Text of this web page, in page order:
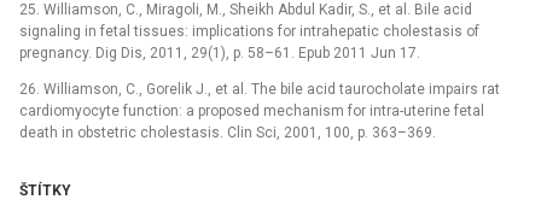
25. Williamson, C., Miragoli, M., Sheikh Abdul Kadir, S., et al. Bile acid
signaling in fetal tissues: implications for intrahepatic cholestasis of
pregnancy. Dig Dis, 2011, 29(1), p. 58–61. Epub 2011 Jun 17.
26. Williamson, C., Gorelik J., et al. The bile acid taurocholate impairs rat
cardiomyocyte function: a proposed mechanism for intra-uterine fetal
death in obstetric cholestasis. Clin Sci, 2001, 100, p. 363–369.
ŠTÍTKY